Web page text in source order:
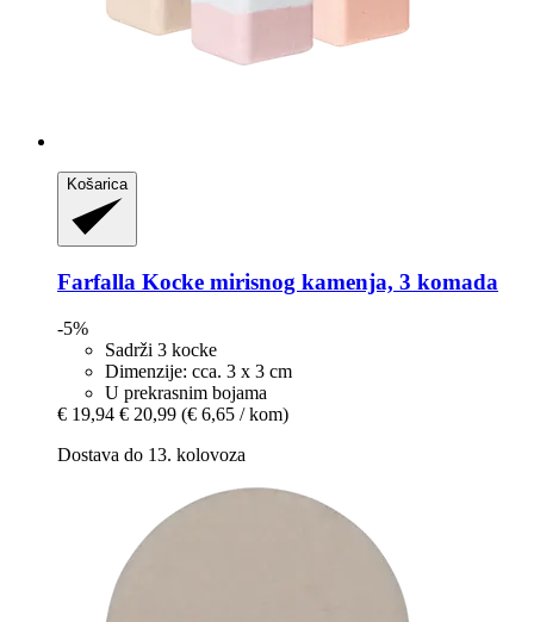
Košarica
Farfalla Kocke mirisnog kamenja, 3 komada
-5%
Sadrži 3 kocke
Dimenzije: cca. 3 x 3 cm
U prekrasnim bojama
€ 19,94 € 20,99 (€ 6,65 / kom)
Dostava do 13. kolovoza